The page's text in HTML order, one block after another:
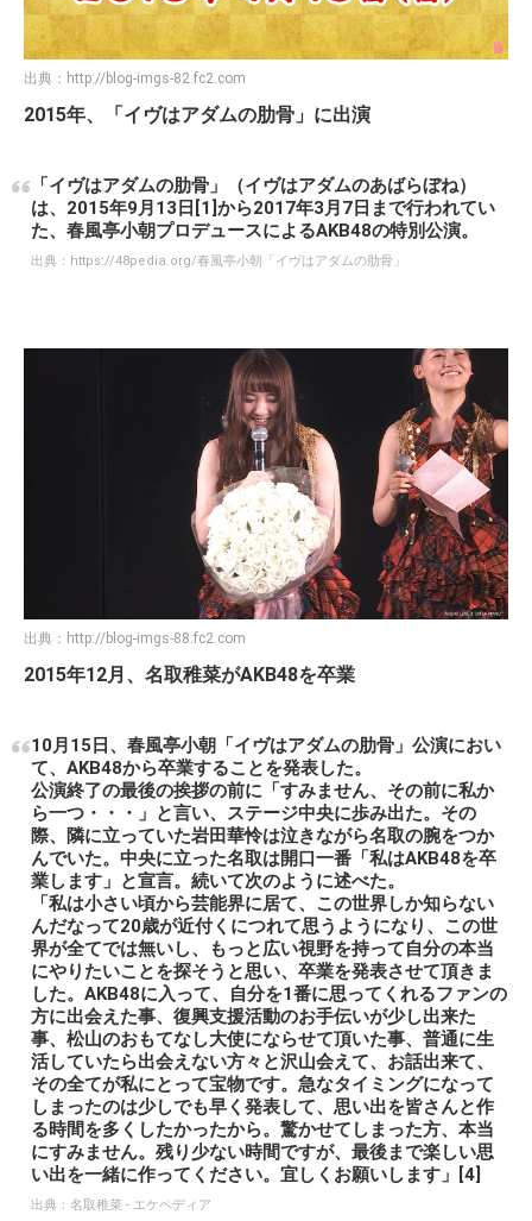
出典： http://blog-imgs-82.fc2.com
2015年、「イヴはアダムの肋骨」に出演
「イヴはアダムの肋骨」（イヴはアダムのあばらぼね）
は、2015年9月13日[1]から2017年3月7日まで行われてい
た、春風亭小朝プロデュースによるAKB48の特別公演。
出典： https://48pedia.org/春風亭小朝「イヴはアダムの肋骨」
出典： http://blog-imgs-88.fc2.com
2015年12月、名取稚菜がAKB48を卒業
10月15日、春風亭小朝「イヴはアダムの肋骨」公演におい
て、AKB48から卒業することを発表した。
公演終了の最後の挨拶の前に「すみません、その前に私か
ら一つ・・・」と言い、ステージ中央に歩み出た。その
際、隣に立っていた岩田華怜は泣きながら名取の腕をつか
んでいた。中央に立った名取は開口一番「私はAKB48を卒
業します」と宣言。続いて次のように述べた。
「私は小さい頃から芸能界に居て、この世界しか知らない
んだなって20歳が近付くにつれて思うようになり、この世
界が全てでは無いし、もっと広い視野を持って自分の本当
にやりたいことを探そうと思い、卒業を発表させて頂きま
した。AKB48に入って、自分を1番に思ってくれるファンの
方に出会えた事、復興支援活動のお手伝いが少し出来た
事、松山のおもてなし大使にならせて頂いた事、普通に生
活していたら出会えない方々と沢山会えて、お話出来て、
その全てが私にとって宝物です。急なタイミングになって
しまったのは少しでも早く発表して、思い出を皆さんと作
る時間を多くしたかったから。驚かせてしまった方、本当
にすみません。残り少ない時間ですが、最後まで楽しい思
い出を一緒に作ってください。宜しくお願いします」[4]
出典： 名取稚菜 - エケペディア